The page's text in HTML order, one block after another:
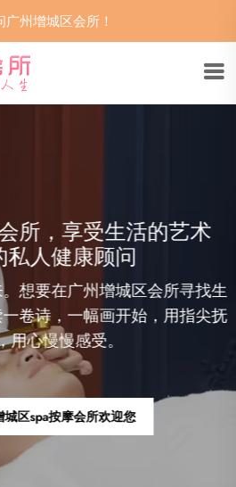
广州增城区会所！
健康生活，从这里开始
城区会所，让您的生
彩。
桑拿休闲spa、足疗、精油、
按摩会所：一个放松、交流、
属空间
广州增城区休闲桑拿会所欢迎您